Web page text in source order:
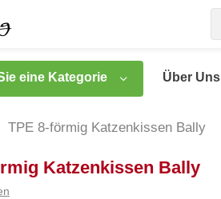
eine Kategorie Über Uns
TPE 8-förmig Katzenkissen Bally
Katzenkissen Bally